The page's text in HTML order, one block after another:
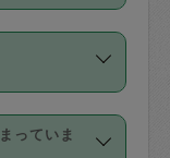
す。
。
ロフィー
くても大
（毎週｜
頼は「ス
用できま
ない代わ
し、依頼
いとなり
っていま